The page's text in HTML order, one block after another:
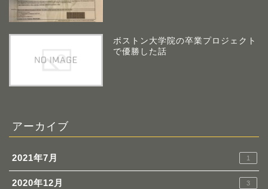
ボストン大学院の卒業プロジェクト
で優勝した話
アーカイブ
2021年7月 1
2020年12月 3